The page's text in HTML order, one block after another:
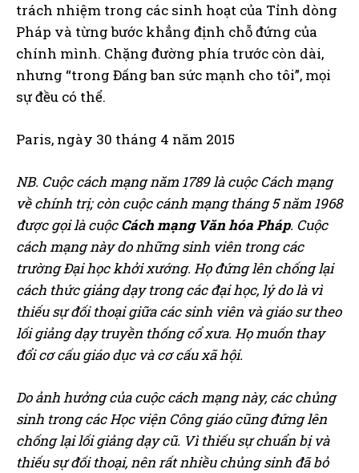
trách nhiệm trong các sinh hoạt của Tỉnh dòng
Pháp và từng bước khẳng định chỗ đứng của
chính mình. Chặng đường phía trước còn dài,
nhưng “trong Đấng ban sức mạnh cho tôi”, mọi
sự đều có thể.
Paris, ngày 30 tháng 4 năm 2015
NB. Cuộc cách mạng năm 1789 là cuộc Cách mạng
về chính trị; còn cuộc cánh mạng tháng 5 năm 1968
được gọi là cuộcCách mạng Văn hóaPháp. Cuộc
cách mạng này do những sinh viên trong các
trường Đại học khởi xướng. Họ đứng lên chống lại
cách thức giảng dạy trong các đại học, lý do là vì
thiếu sự đối thoại giữa các sinh viên và giáo sư theo
lối giảng dạy truyền thống cổ xưa. Họ muốn thay
đổi cơ cấu giáo dục và cơ cấu xã hội.
Do ảnh hưởng của cuộc cách mạng này, các chủng
sinh trong các Học viện Công giáo cũng đứng lên
chống lại lối giảng dạy cũ. Vì thiếu sự chuẩn bị và
thiếu sự đối thoại, nên rất nhiều chủng sinh đã bỏ